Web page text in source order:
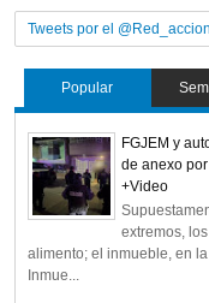
Tweets por el
Popular
FGJEM y
de anexo
+Video
extremos,
alimento; el inmueble, en
Inmue...